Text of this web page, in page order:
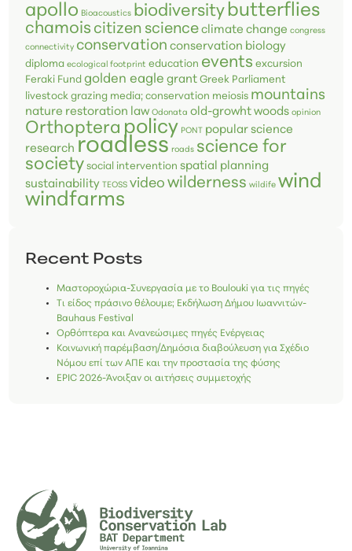
apollo Bioacoustics biodiversity butterflies
chamois citizen science climate change congress
connectivity conservation conservation biology
diploma ecological footprint education events excursion
Feraki Fund golden eagle grant Greek Parliament
livestock grazing media; conservation meiosis mountains
nature restoration law Odonata old-growht woods opinion
Orthoptera policy PONT popular science
research roadless roads science for
society social intervention spatial planning
sustainability TEOSS video wilderness wildife wind
windfarms
Recent Posts
Μαστοροχώρια-Συνεργασία με το Boulouki για τις πηγές
Τι είδος πράσινο θέλουμε; Εκδήλωση Δήμου Ιωαννιτών-
Bauhaus Festival
Ορθόπτερα και Ανανεώσιμες πηγές Ενέργειας
Κοινωνική παρέμβαση/Δημόσια διαβούλευση για Σχέδιο
Νόμου επί των ΑΠΕ και την προστασία της φύσης
EPIC 2026-Άνοιξαν οι αιτήσεις συμμετοχής